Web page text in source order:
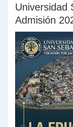
Universidad
Admisión